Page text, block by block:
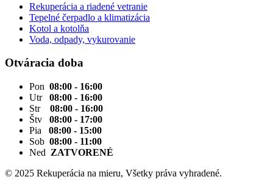
Rekuperácia a riadené vetranie
Tepelné čerpadlo a klimatizácia
Kotol a kotolňa
Voda, odpady, vykurovanie
Otváracia doba
Pon 08:00 - 16:00
Utr 08:00 - 16:00
Str 08:00 - 16:00
Štv 08:00 - 17:00
Pia 08:00 - 15:00
Sob 08:00 - 11:00
Ned ZATVORENÉ
© 2025 Rekuperácia na mieru, Všetky práva vyhradené.